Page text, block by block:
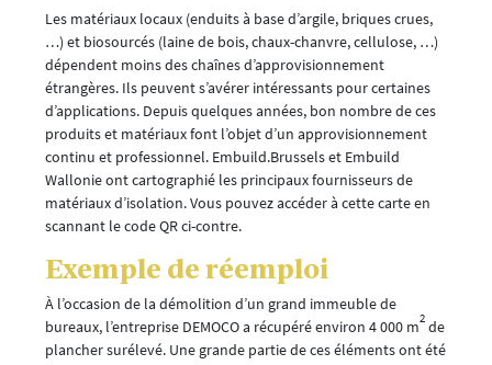
Les matériaux locaux (enduits à base d’argile, briques crues,
…) et biosourcés (laine de bois, chaux-chanvre, cellulose, …)
dépendent moins des chaînes d’approvisionnement
étrangères. Ils peuvent s’avérer intéressants pour certaines
d’applications. Depuis quelques années, bon nombre de ces
produits et matériaux font l’objet d’un approvisionnement
continu et professionnel. Embuild.Brussels et Embuild
Wallonie ont cartographié les principaux fournisseurs de
matériaux d’isolation. Vous pouvez accéder à cette carte en
scannant le code QR ci-contre.
Exemple de réemploi
À l’occasion de la démolition d’un grand immeuble de
bureaux, l’entreprise DEMOCO a récupéré environ 4 000 m2 de
plancher surélevé. Une grande partie de ces éléments ont été